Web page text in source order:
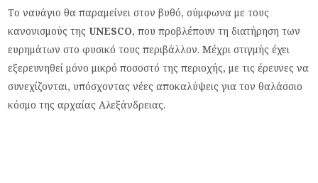
Το ναυάγιο θα παραμείνει στον βυθό, σύμφωνα με τους
κανονισμούς τηςUNESCO, που προβλέπουν τη διατήρηση των
ευρημάτων στο φυσικό τους περιβάλλον. Μέχρι στιγμής έχει
εξερευνηθεί μόνο μικρό ποσοστό της περιοχής, με τις έρευνες να
συνεχίζονται, υπόσχοντας νέες αποκαλύψεις για τον θαλάσσιο
κόσμο της αρχαίας Αλεξάνδρειας.